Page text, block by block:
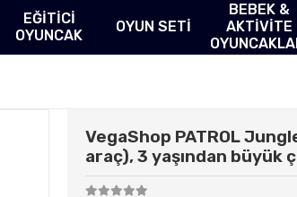
EĞİTİCİ
OYUNCAK
OYUN SETİ
BEBEK &
AKTİVİTE
VegaShop PATROL
araç), 3 yaşından büyük